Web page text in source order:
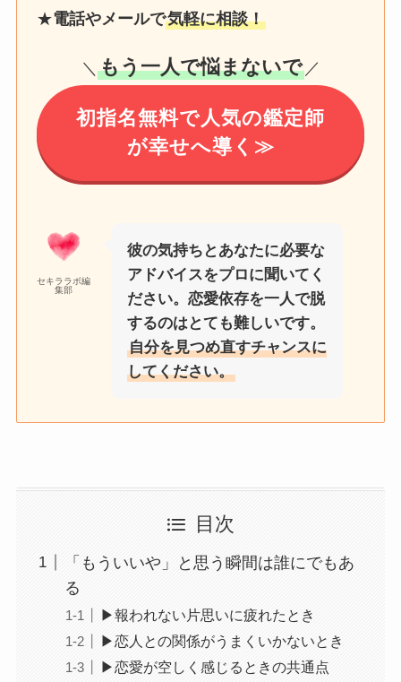
★電話やメールで気軽に相談！
＼ もう一人で悩まないで／
初指名無料で人気の鑑定師
が幸せへ導く≫
セキララボ編
集部
彼の気持ちとあなたに必要な
アドバイスをプロに聞いてく
ださい。恋愛依存を一人で脱
するのはとても難しいです。
自分を見つめ直すチャンスに
してください。
目次
「もういいや」と思う瞬間は誰にでもあ
る
▶報われない片思いに疲れたとき
▶恋人との関係がうまくいかないとき
▶恋愛が空しく感じるときの共通点